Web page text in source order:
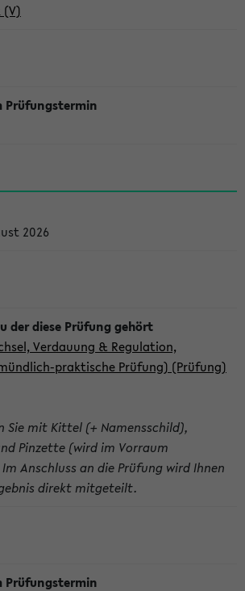
(V)
2026
Verdauung & Regulation,
praktische Prüfung) (Prüfung)
Sie mit Kittel (+ Namensschild),
Pinzette (wird im Vorraum
Anschluss an die Prüfung wird Ihnen
direkt mitgeteilt.